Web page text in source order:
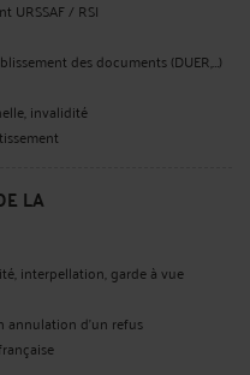
URSSAF / RSI
des documents (DUER,…)
invalidité
LA
interpellation, garde à vue
annulation d'un refus